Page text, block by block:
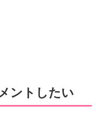
ントしたい